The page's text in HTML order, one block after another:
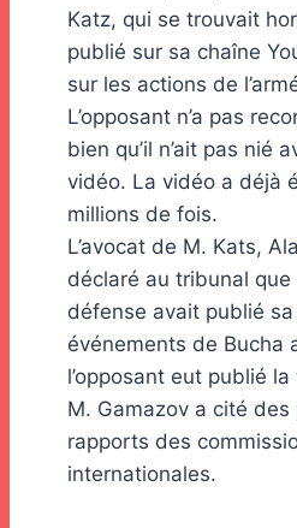
Katz, qui se trouvait
publié sur sa chaîne
sur les actions de
L’opposant n’a pas
bien qu’il n’ait pas nié
vidéo. La vidéo a déjà
millions de fois.
L’avocat de M. Kats,
déclaré au tribunal
défense avait publié
événements de Bucha
l’opposant eut publié
M. Gamazov a cité des
rapports des
internationales.